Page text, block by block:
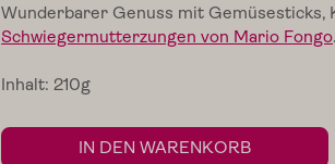
Wunderbarer Genuss mit Gemüsesticks,
Schwiegermutterzungen von Mario Fongo
Inhalt: 210g
IN DEN WARENKORB